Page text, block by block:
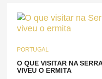
PORTUGAL
O QUE VISITAR NA
VIVEU O ERMITA